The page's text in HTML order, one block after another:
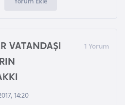
VATANDAŞI
14:20